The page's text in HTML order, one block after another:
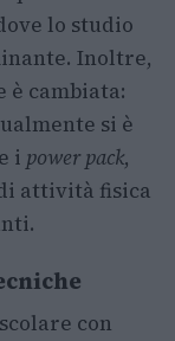
lo studio
Inoltre,
cambiata:
si è
i power pack,
attività fisica
con